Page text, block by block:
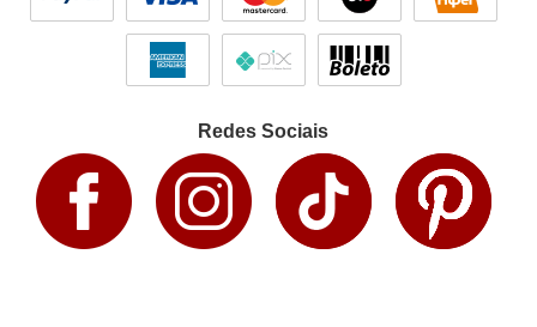
Redes Sociais